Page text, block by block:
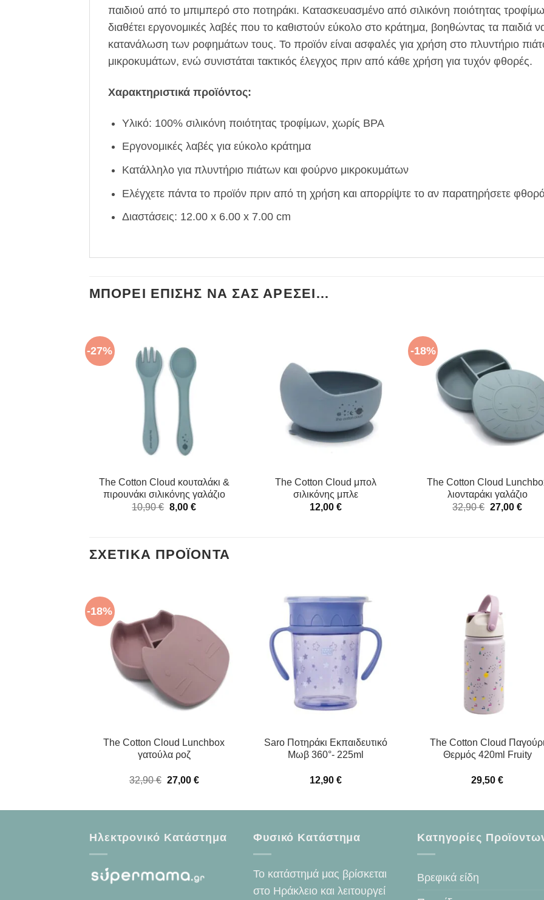
παιδιού από το μπιμπερό στο ποτηράκι. Κατασκευασμένο από σιλικόνη ποιότητας
διαθέτει εργονομικές λαβές που το καθιστούν εύκολο στο κράτημα, βοηθώντας τα παιδιά
κατανάλωση των ροφημάτων τους. Το προϊόν είναι ασφαλές για χρήση στο πλυντήριο
μικροκυμάτων, ενώ συνιστάται τακτικός έλεγχος πριν από κάθε χρήση για τυχόν φθορές.
Χαρακτηριστικά προϊόντος:
Υλικό: 100% σιλικόνη ποιότητας τροφίμων, χωρίς BPA
Εργονομικές λαβές για εύκολο κράτημα
Κατάλληλο για πλυντήριο πιάτων και φούρνο μικροκυμάτων
Ελέγχετε πάντα το προϊόν πριν από τη χρήση και απορρίψτε το αν παρατηρήσετε
Διαστάσεις: 12.00 x 6.00 x 7.00 cm
ΜΠΟΡΕΊ ΕΠΊΣΗΣ ΝΑ ΣΑΣ ΑΡΈΣΕΙ…
-27%
The Cotton Cloud κουταλάκι &
πιρουνάκι σιλικόνης γαλάζιο
10,90€ Original
8,00€Η
The Cotton Cloud μπολ
σιλικόνης μπλε
12,00 €
-18%
The Cotton Cloud
λιονταράκι γαλάζιο
32,90€ Original
27,00€Η
ΣΧΕΤΙΚΆ ΠΡΟΪΌΝΤΑ
-18%
The Cotton Cloud Lunchbox
γατούλα ροζ
32,90€ Original
27,00 €Η
Saro Ποτηράκι Εκπαιδευτικό
Μωβ 360°- 225ml
12,90 €
The Cotton Cloud
Θερμός 420ml Fruity
29,50€
Ηλεκτρονικό Κατάστημα Φυσικό Κατάστημα
Το κατάστημά μας βρίσκεται
στο Ηράκλειο και λειτουργεί
Κατηγορίες
Βρεφικά είδη